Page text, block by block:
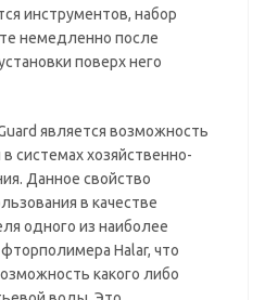
инструментов, набор
немедленно после
поверх него
является возможность
системах хозяйственно-
Данное свойство
в качестве
одного из наиболее
Halar, что
какого либо